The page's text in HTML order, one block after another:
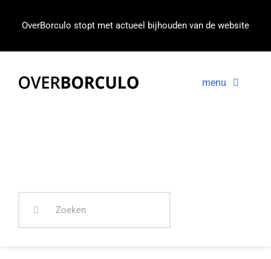
OverBorculo stopt met actueel bijhouden van de website
menu